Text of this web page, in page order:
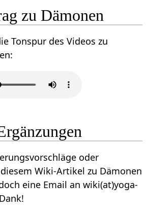
zu Dämonen
Tonspur des Videos zu
oder
Wiki-Artikel zu Dämonen
eine Email an wiki(at)yoga-